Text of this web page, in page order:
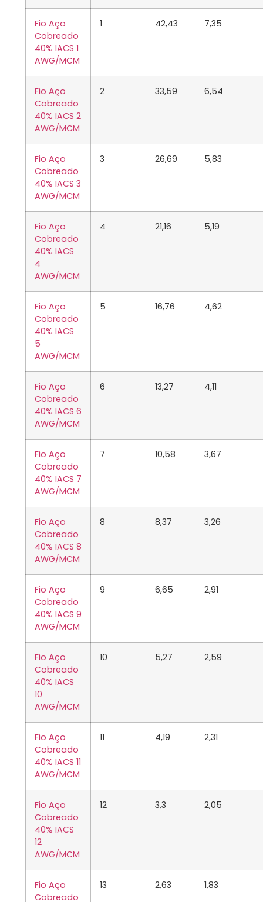
Fio Aço
Cobreado
40% IACS 1
AWG/MCM
1 42,43 7,35
Fio Aço
Cobreado
40% IACS 2
AWG/MCM
2 33,59 6,54
Fio Aço
Cobreado
40% IACS 3
AWG/MCM
3 26,69 5,83
Fio Aço
Cobreado
40% IACS
4
AWG/MCM
4 21,16 5,19
Fio Aço
Cobreado
40% IACS
5
AWG/MCM
5 16,76 4,62
Fio Aço
Cobreado
40% IACS 6
AWG/MCM
6 13,27 4,11
Fio Aço
Cobreado
40% IACS 7
AWG/MCM
7 10,58 3,67
Fio Aço
Cobreado
40% IACS 8
AWG/MCM
8 8,37 3,26
Fio Aço
Cobreado
40% IACS 9
AWG/MCM
9 6,65 2,91
Fio Aço
Cobreado
40% IACS
10
AWG/MCM
10 5,27 2,59
Fio Aço
Cobreado
40% IACS 11
AWG/MCM
11 4,19 2,31
Fio Aço
Cobreado
40% IACS
12
AWG/MCM
12 3,3 2,05
Fio Aço
Cobreado
13 2,63 1,83